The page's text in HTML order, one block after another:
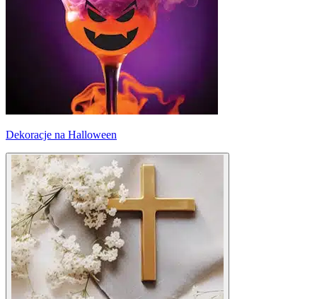
Dekoracje na Halloween